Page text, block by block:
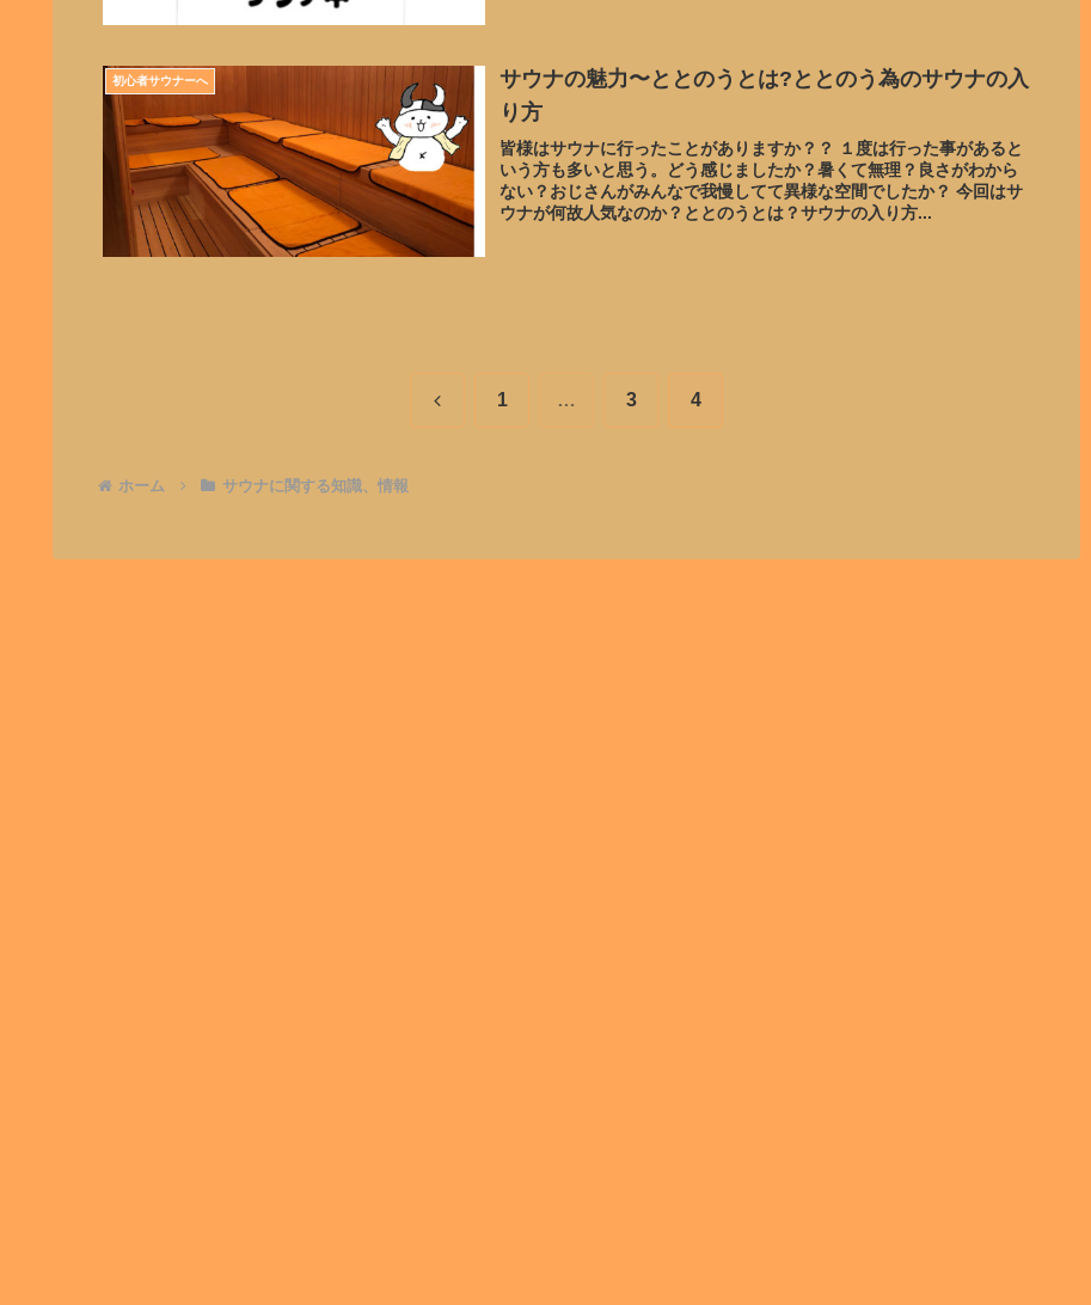
初心者サウナーへ
サウナの魅力〜ととのうとは?ととのう為のサウナの入
り方
皆様はサウナに行ったことがありますか？？ １度は行った事があると
いう方も多いと思う。どう感じましたか？暑くて無理？良さがわから
ない？おじさんがみんなで我慢してて異様な空間でしたか？ 今回はサ
ウナが何故人気なのか？ととのうとは？サウナの入り方...
前 1 … 3 4
ホーム サウナに関する知識、情報